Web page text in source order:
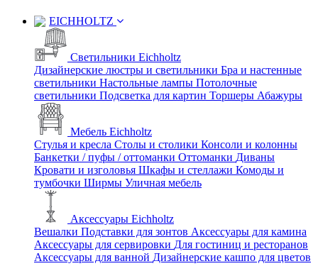
EICHHOLTZ
Светильники Eichholtz
Дизайнерские люстры и светильники Бра и настенные
светильники Настольные лампы Потолочные
светильники Подсветка для картин Торшеры Абажуры
Мебель Eichholtz
Стулья и кресла Столы и столики Консоли и колонны
Банкетки / пуфы / оттоманки Оттоманки Диваны
Кровати и изголовья Шкафы и стеллажи Комоды и
тумбочки Ширмы Уличная мебель
Аксессуары Eichholtz
Вешалки Подставки для зонтов Аксессуары для камина
Аксессуары для сервировки Для гостиниц и ресторанов
Аксессуары для ванной Дизайнерские кашпо для цветов